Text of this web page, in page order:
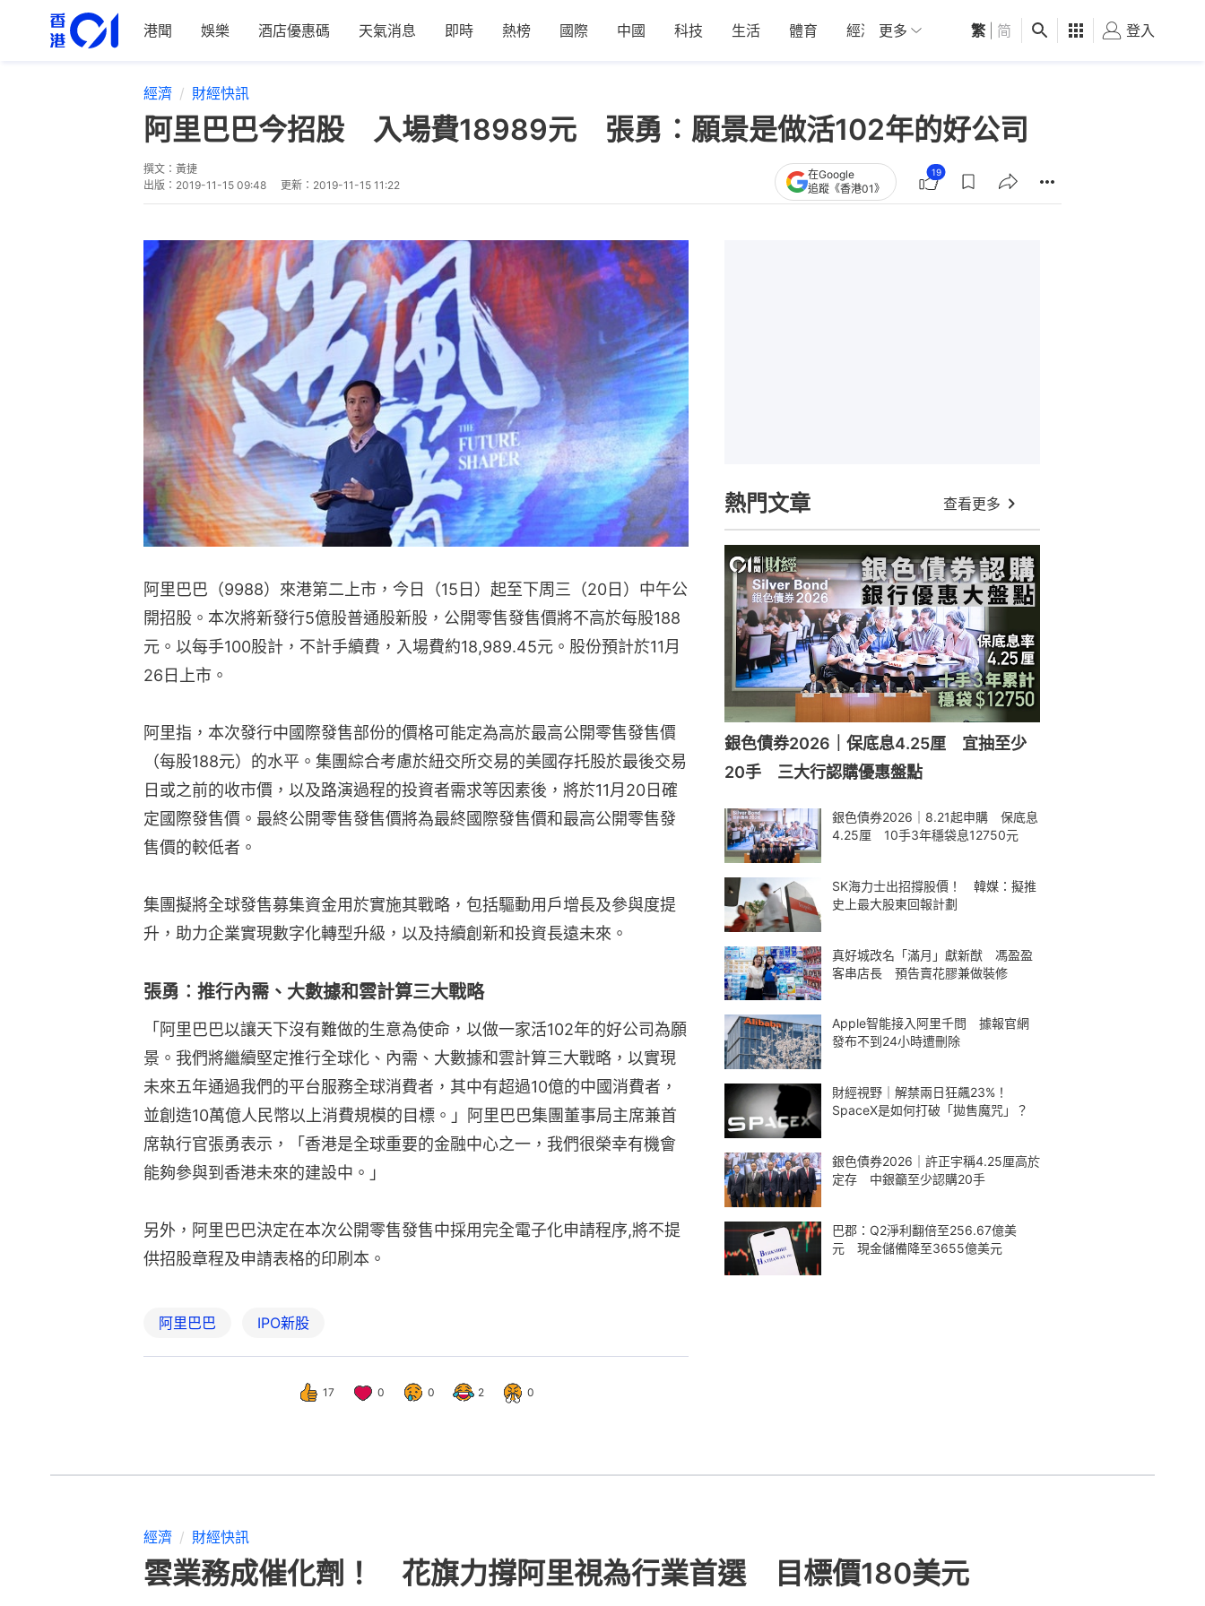
港聞 娛樂 酒店優惠碼 天氣消息 即時 熱榜 國際 中國 科技 生活 體育 經濟 01深圳 觀點 健康 好食玩飛
更多 繁 简 登入
經濟 財經快訊
阿里巴巴今招股 入場費18989元 張勇︰願景是做活102年的好公司
撰文： 黃捷
出版： 2019-11-15 09:48 更新： 2019-11-15 11:22
在Google
追蹤《香港01》
19
阿里巴巴（9988）來港第二上市，今日（15日）起至下周三（20日）中午公
開招股。本次將新發行5億股普通股新股，公開零售發售價將不高於每股188
元。以每手100股計，不計手續費，入場費約18,989.45元。股份預計於11月
26日上市。
阿里指，本次發行中國際發售部份的價格可能定為高於最高公開零售發售價
（每股188元）的水平。集團綜合考慮於紐交所交易的美國存托股於最後交易
日或之前的收市價，以及路演過程的投資者需求等因素後，將於11月20日確
定國際發售價。最終公開零售發售價將為最終國際發售價和最高公開零售發
售價的較低者。
集團擬將全球發售募集資金用於實施其戰略，包括驅動用戶增長及參與度提
升，助力企業實現數字化轉型升級，以及持續創新和投資長遠未來。
張勇︰推行內需、大數據和雲計算三大戰略
「阿里巴巴以讓天下沒有難做的生意為使命，以做一家活102年的好公司為願
景。我們將繼續堅定推行全球化、內需、大數據和雲計算三大戰略，以實現
未來五年通過我們的平台服務全球消費者，其中有超過10億的中國消費者，
並創造10萬億人民幣以上消費規模的目標。」阿里巴巴集團董事局主席兼首
席執行官張勇表示，「香港是全球重要的金融中心之一，我們很榮幸有機會
能夠參與到香港未來的建設中。」
另外，阿里巴巴決定在本次公開零售發售中採用完全電子化申請程序,將不提
供招股章程及申請表格的印刷本。
阿里巴巴 IPO新股
17 0 0 2 0
熱門文章 查看更多
銀色債券2026｜保底息4.25厘 宜抽至少
20手 三大行認購優惠盤點
銀色債券2026｜8.21起申購 保底息
4.25厘 10手3年穩袋息12750元
SK海力士出招撐股價！ 韓媒：擬推
史上最大股東回報計劃
真好城改名「滿月」獻新猷 馮盈盈
客串店長 預告賣花膠兼做裝修
Apple智能接入阿里千問 據報官網
發布不到24小時遭刪除
財經視野｜解禁兩日狂飆23%！
SpaceX是如何打破「拋售魔咒」？
銀色債券2026｜許正宇稱4.25厘高於
定存 中銀籲至少認購20手
巴郡：Q2淨利翻倍至256.67億美
元 現金儲備降至3655億美元
經濟 財經快訊
雲業務成催化劑！ 花旗力撐阿里視為行業首選 目標價180美元